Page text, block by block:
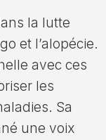
la lutte
et l’alopécie.
avec ces
les
Sa
une voix